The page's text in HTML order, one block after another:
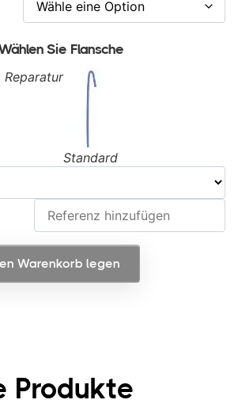
Sie Flansche
Reparatur
Standard
Warenkorb legen
Produkte